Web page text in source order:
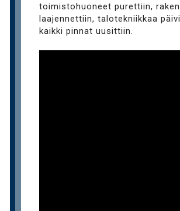
toimistohuoneet purettiin,
laajennettiin, talotekniikkaa
kaikki pinnat uusittiin.